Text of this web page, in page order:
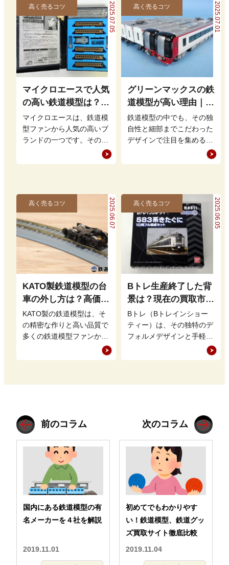
2025.07.05
高く売るコツ
マイクロエースで人気
の高い鉄道模型は？高
価買取の秘訣も解説
マイクロエースは、鉄道模
型ファンから人気の高いブ
ランドの一つです。その精
密なデザインや幅広いライ
ンナップは、初心者からコ
2025.07.01
高く売るコツ
グリーンマックスの鉄
道模型が高い理由｜そ
の魅力と高価買取の条
件とは
鉄道模型の中でも、その独
自性と細部までこだわった
デザインで注目を集める
「グリーンマックス」。他
のメーカーと比べて価格が
2025.06.07
高く売るコツ
KATO製鉄道模型の台
車の外し方は？高価買
取につながるメンテナ
ンス方法
KATO製の鉄道模型は、そ
の精密な作りと高い品質で
多くの鉄道模型ファンから
支持を集めています。 し
かし、中には台車の外し方
2025.06.05
高く売るコツ
Bトレ生産終了した背
景は？現在の買取市場
での評価や高値で売る
ポイント
Bトレ（Bトレインショー
ティー）は、その独特のデ
フォルメデザインと手軽に
楽しめる組み立て式という
点に特徴があり、多くの鉄
前のコラム
国内にある鉄道模型の有
名メーカーを４社を解説
2019.11.01
次のコラム
初めてでもわかりやす
い！鉄道模型、鉄道グッ
ズ買取サイト徹底比較
2019.11.04